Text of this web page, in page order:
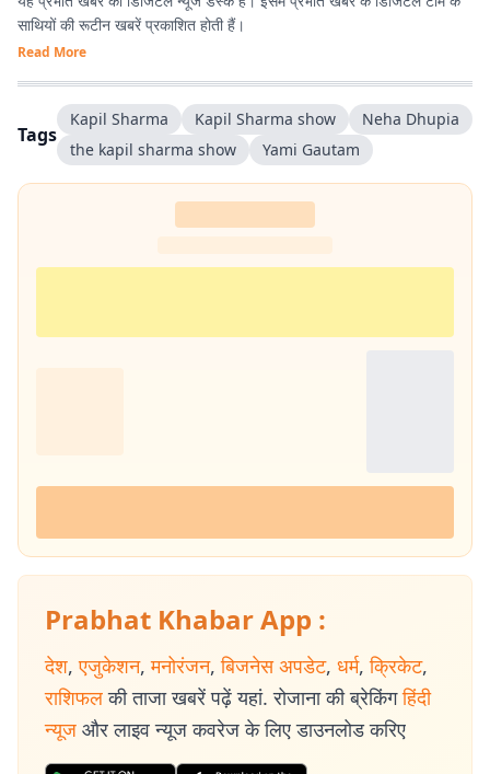
साथियों की रूटीन खबरें प्रकाशित होती हैं।
Read More
Tags
Kapil Sharma‬ Kapil Sharma show
Neha Dhupia
the kapil sharma show
Yami Gautam
Prabhat Khabar App :
देश, एजुकेशन, मनोरंजन, बिजनेस अपडेट, धर्म, क्रिकेट,
राशिफल की ताजा खबरें पढ़ें यहां. रोजाना की ब्रेकिंग हिंदी
न्यूज और लाइव न्यूज कवरेज के लिए डाउनलोड करिए